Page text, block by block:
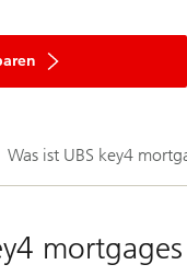
Was ist UBS key4
mortgages